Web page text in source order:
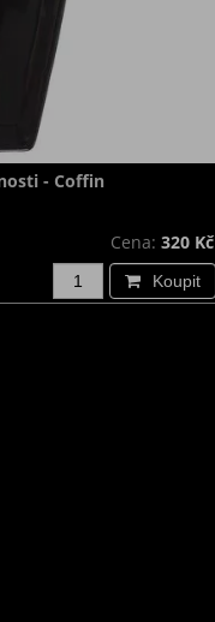
- Coffin
Cena: 320 Kč
Koupit